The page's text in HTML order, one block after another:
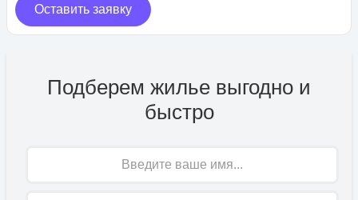
Оставить заявку
Подберем жилье выгодно и
быстро